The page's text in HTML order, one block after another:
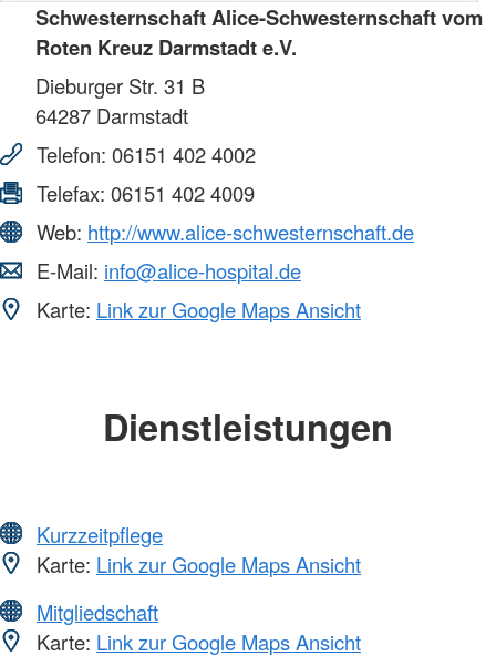
Schwesternschaft Alice-Schwesternschaft vom
Roten Kreuz Darmstadt e.V.
Dieburger Str. 31 B
64287 Darmstadt
Telefon: 06151 402 4002
Telefax: 06151 402 4009
Web: http://www.alice-schwesternschaft.de
E-Mail: info@alice-hospital.de
Karte: Link zur Google Maps Ansicht
Dienstleistungen
Kurzzeitpflege
Karte: Link zur Google Maps Ansicht
Mitgliedschaft
Karte: Link zur Google Maps Ansicht